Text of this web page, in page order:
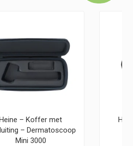
Heine – Koffer met
– Dermatoscoop
Mini 3000